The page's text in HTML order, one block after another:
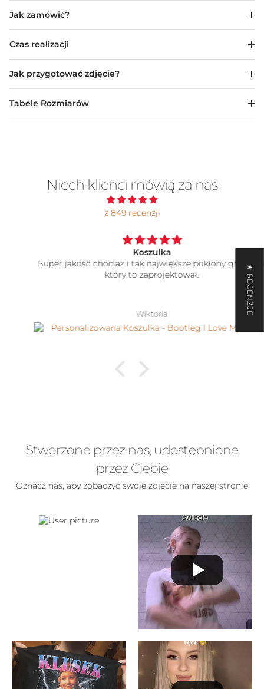
Jak zamówić?
Czas realizacji
Jak przygotować zdjęcie?
Tabele Rozmiarów
Niech klienci mówią za nas
z 849 recenzji
Koszulka
Super jakość chociaż i tak największe pokłony grafikowi
który to zaprojektował.
Wiktoria
Stworzone przez nas, udostępnione
przez Ciebie
Oznacz nas, aby zobaczyć swoje zdjęcie na naszej stronie
★ RECENZJE